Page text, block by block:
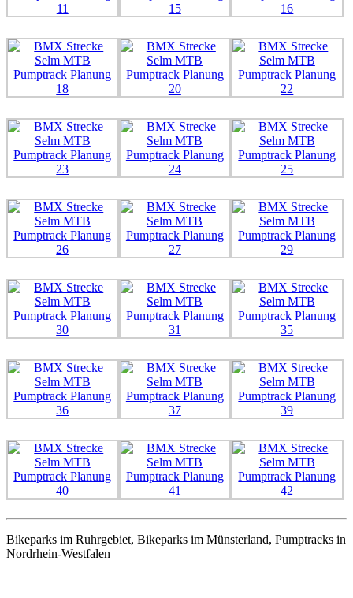
Bikeparks im Ruhrgebiet, Bikeparks im Münsterland, Pumptracks in
Nordrhein-Westfalen